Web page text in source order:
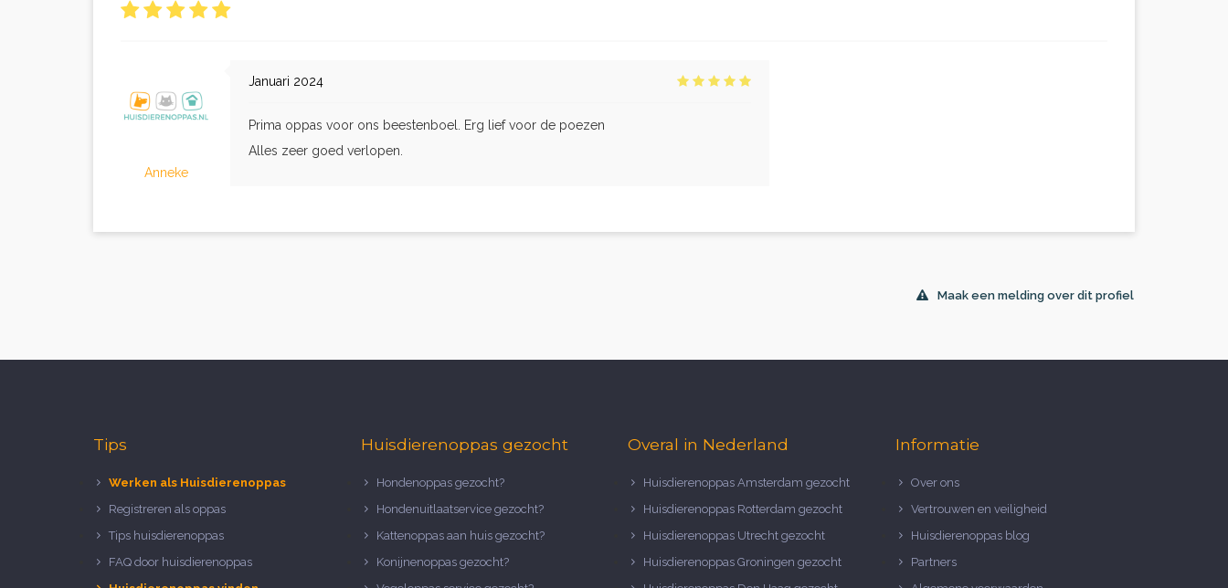
Anneke
Januari 2024
Prima oppas voor ons beestenboel. Erg lief voor de poezen
Alles zeer goed verlopen.
Maak een melding over dit profiel
Tips
Werken als Huisdierenoppas
Registreren als oppas
Tips huisdierenoppas
FAQ door huisdierenoppas
Huisdierenoppas gezocht
Hondenoppas gezocht?
Hondenuitlaatservice gezocht?
Kattenoppas aan huis gezocht?
Konijnenoppas gezocht?
Overal in Nederland
Huisdierenoppas Amsterdam gezocht
Huisdierenoppas Rotterdam gezocht
Huisdierenoppas Utrecht gezocht
Huisdierenoppas Groningen gezocht
Informatie
Over ons
Vertrouwen en veiligheid
Huisdierenoppas blog
Partners